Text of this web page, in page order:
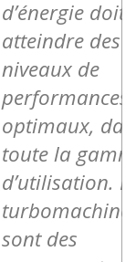
d’énergie doit
atteindre des
niveaux de
performances
optimaux,
toute la
d’utilisation.
sont des